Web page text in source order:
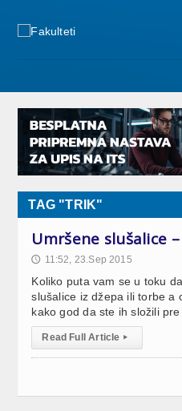
TAG "TRIK"
Umršene slušalice
🕔 11:52, 23.Sep 2015
Koliko puta vam se u toku
slušalice iz džepa ili torbe a
kako god da ste ih složili pre
Read Full Article ▸